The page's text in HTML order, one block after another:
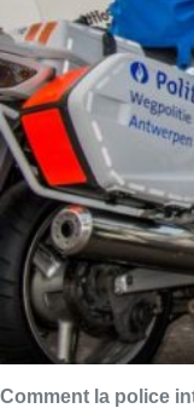
Comment la police